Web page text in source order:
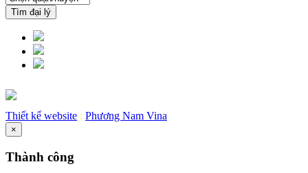
Tìm đại lý
Thiết kế website : Phương Nam Vina
×
Thành công